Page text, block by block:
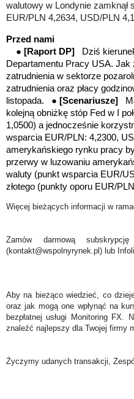
walutowy w Londynie zamknął
EUR/PLN 4,2634, USD/PLN
Przed nami
● [Raport DP]
Dziś
Departamentu Pracy USA.
zatrudnienia w sektorze
zatrudnienia oraz płacy
listopada. ● [Scenariusze]
kolejną obniżkę stóp Fed w I
1,0500) a jednocześnie
wsparcia EUR/PLN: 4,2300,
amerykańskiego rynku pracy
przerwy w luzowaniu
waluty (punkt wsparcia EUR/
złotego (punkty oporu EUR/
Więcej bieżących informacji w
Zamów darmową
(kontakt@wspolnyrynek.pl) lub
Aby na bieżąco wiedzieć, co
oraz jak mogą one wpłynąć na
bezpłatnej usługi Monitoring
znaleźć najlepszy dla Twojej firmy
Życzymy udanych transakcji,